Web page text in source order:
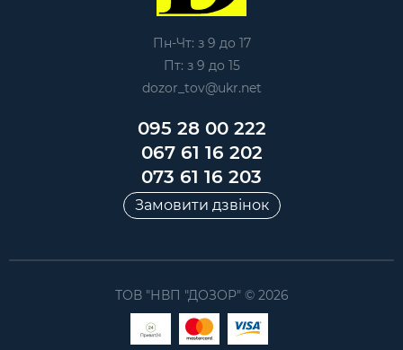
Пн-Чт: з 9 до 17
Пт: з 9 до 15
dozor_tov@ukr.net
095 28 00 222
067 61 16 202
073 61 16 203
Замовити дзвінок
ТОВ "НВП "ДОЗОР" © 2026